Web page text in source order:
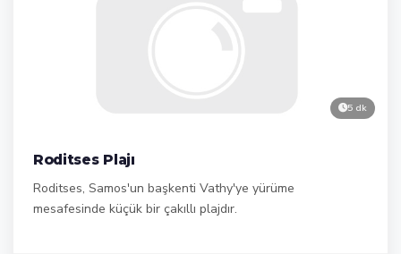
5 dk
Roditses Plajı
Roditses, Samos'un başkenti Vathy'ye yürüme
mesafesinde küçük bir çakıllı plajdır.